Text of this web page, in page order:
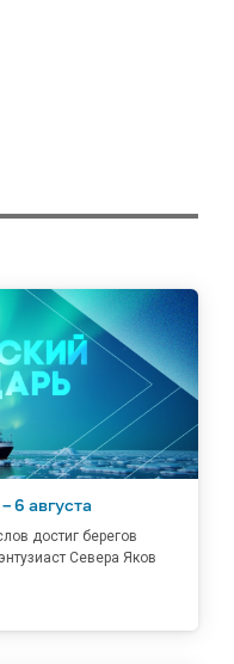
6 августа
достиг берегов
Севера Яков